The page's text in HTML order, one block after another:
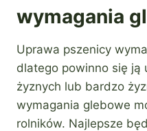
wymagania
Uprawa pszenicy
dlatego powinno się ją
żyznych lub bardzo
wymagania glebowe
rolników. Najlepsze